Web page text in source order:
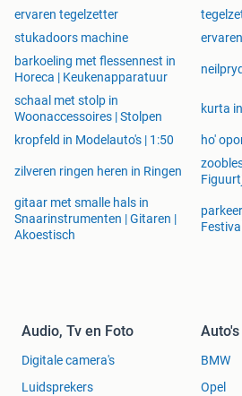
timmeren, timmerman, tuin, terras,
verbouwingen, verbouwingsfactuur,
vloer, vloer verwarming,
Bosch, Oss, Tiel, Zaltbommel,
Woerden, Nieuw-Vennep,Tilburg,
Rotterdam, Den Haag, Breda,
Nieuwerkerk aan den IJssel,
Riswijk, Berkel en Rodenrijs, Delft,
Maarsen, Bilthoven, Roosendaal,
Alkmaar, Leiden, Harlem, Zwolle,
,Groningen ,Leiderdorp , Hoogeven ,
Waddinxveen, Bergschenhoek, Zeist
ervaren tegelzetter
stukadoors machine
barkoeling met flessennest in
Horeca | Keukenapparatuur
schaal met stolp in
Woonaccessoires | Stolpen
kurta
kropfeld in Modelauto's | 1:50 ho'
zilveren ringen heren in Ringen
gitaar met smalle hals in
Snaarinstrumenten | Gitaren |
Akoestisch
Audio, Tv en Foto
Digitale camera's
Luidsprekers
Auto's
BMW
Opel